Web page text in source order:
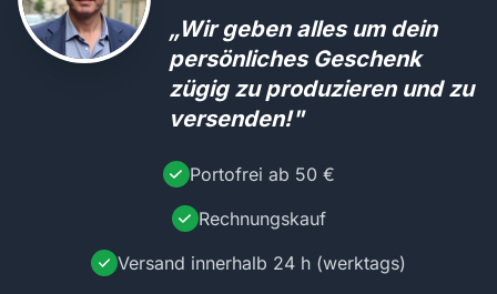
„Wir geben alles um dein
persönliches Geschenk
zügig zu produzieren und zu
versenden!"
Portofrei ab 50 €
Rechnungskauf
Versand innerhalb 24 h (werktags)